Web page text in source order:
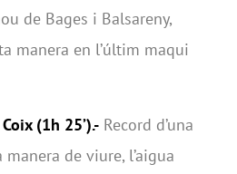
de Bages i Balsareny,
manera en l’últim maqui
(1h 25’).- Record d’una
manera de viure, l’aigua